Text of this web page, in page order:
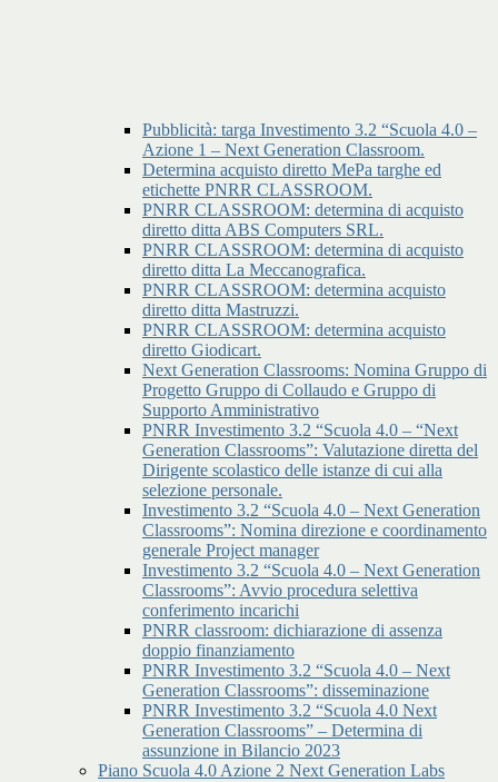
Pubblicità: targa Investimento 3.2 “Scuola 4.0 –
Azione 1 – Next Generation Classroom.
Determina acquisto diretto MePa targhe ed
etichette PNRR CLASSROOM.
PNRR CLASSROOM: determina di acquisto
diretto ditta ABS Computers SRL.
PNRR CLASSROOM: determina di acquisto
diretto ditta La Meccanografica.
PNRR CLASSROOM: determina acquisto
diretto ditta Mastruzzi.
PNRR CLASSROOM: determina acquisto
diretto Giodicart.
Next Generation Classrooms: Nomina Gruppo di
Progetto Gruppo di Collaudo e Gruppo di
Supporto Amministrativo
PNRR Investimento 3.2 “Scuola 4.0 – “Next
Generation Classrooms”: Valutazione diretta del
Dirigente scolastico delle istanze di cui alla
selezione personale.
Investimento 3.2 “Scuola 4.0 – Next Generation
Classrooms”: Nomina direzione e coordinamento
generale Project manager
Investimento 3.2 “Scuola 4.0 – Next Generation
Classrooms”: Avvio procedura selettiva
conferimento incarichi
PNRR classroom: dichiarazione di assenza
doppio finanziamento
PNRR Investimento 3.2 “Scuola 4.0 – Next
Generation Classrooms”: disseminazione
PNRR Investimento 3.2 “Scuola 4.0 Next
Generation Classrooms” – Determina di
assunzione in Bilancio 2023
Piano Scuola 4.0 Azione 2 Next Generation Labs